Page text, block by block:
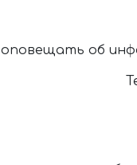
оповещать об